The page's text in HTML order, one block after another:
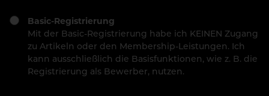
Basic-Registrierung
Mit der Basic-Registrierung habe ich KEINEN Zugang
zu Artikeln oder den Membership-Leistungen. Ich
kann ausschließlich die Basisfunktionen, wie z. B. die
Registrierung als Bewerber, nutzen.